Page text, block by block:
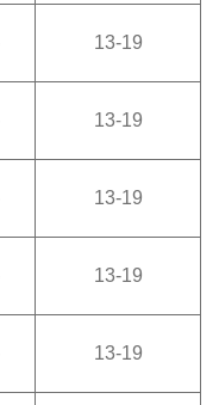
13-19
13-19
13-19
13-19
13-19